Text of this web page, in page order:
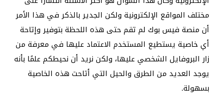
مختلف المواقع الإلكترونية ولكن الجدير بالذكر في هذا الأمر
أن منصة فيس بوك لم تقم حتى هذه اللحظة بتوفير وإتاحة
أي خاصية يستطيع المستخدم الاعتماد عليها في معرفة من
زار البروفايل الشخصي عليها، ولكن نريد أن نحيطكم علمًا بأنه
يوجد العديد من الطرق والحيل التي أتاحت هذه الخاصية
بسهولة.